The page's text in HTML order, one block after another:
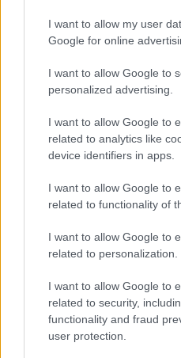
I want to allow my user
Google for online
I want to allow Google to
personalized advertising.
I want to allow Google to
related to analytics like
device identifiers in apps.
I want to allow Google to
related to functionality of
I want to allow Google to
related to personalization.
I want to allow Google to
related to security,
functionality and fraud
user protection.
#SAD #Iran